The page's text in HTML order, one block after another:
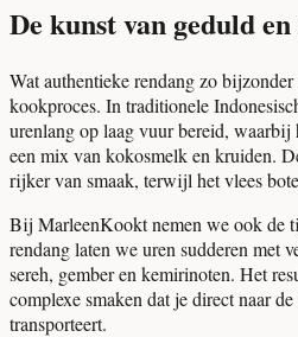
De kunst van geduld
Wat authentieke rendang zo
kookproces. In traditionele
urenlang op laag vuur bereid, waarbij
een mix van kokosmelk en kruiden.
rijker van smaak, terwijl het vlees
Bij MarleenKookt nemen we ook de
rendang laten we uren sudderen met
sereh, gember en kemirinoten. Het
complexe smaken dat je direct naar
transporteert.